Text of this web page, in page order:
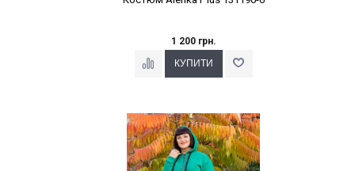
1 200 грн.
Наклейки Варіант з %